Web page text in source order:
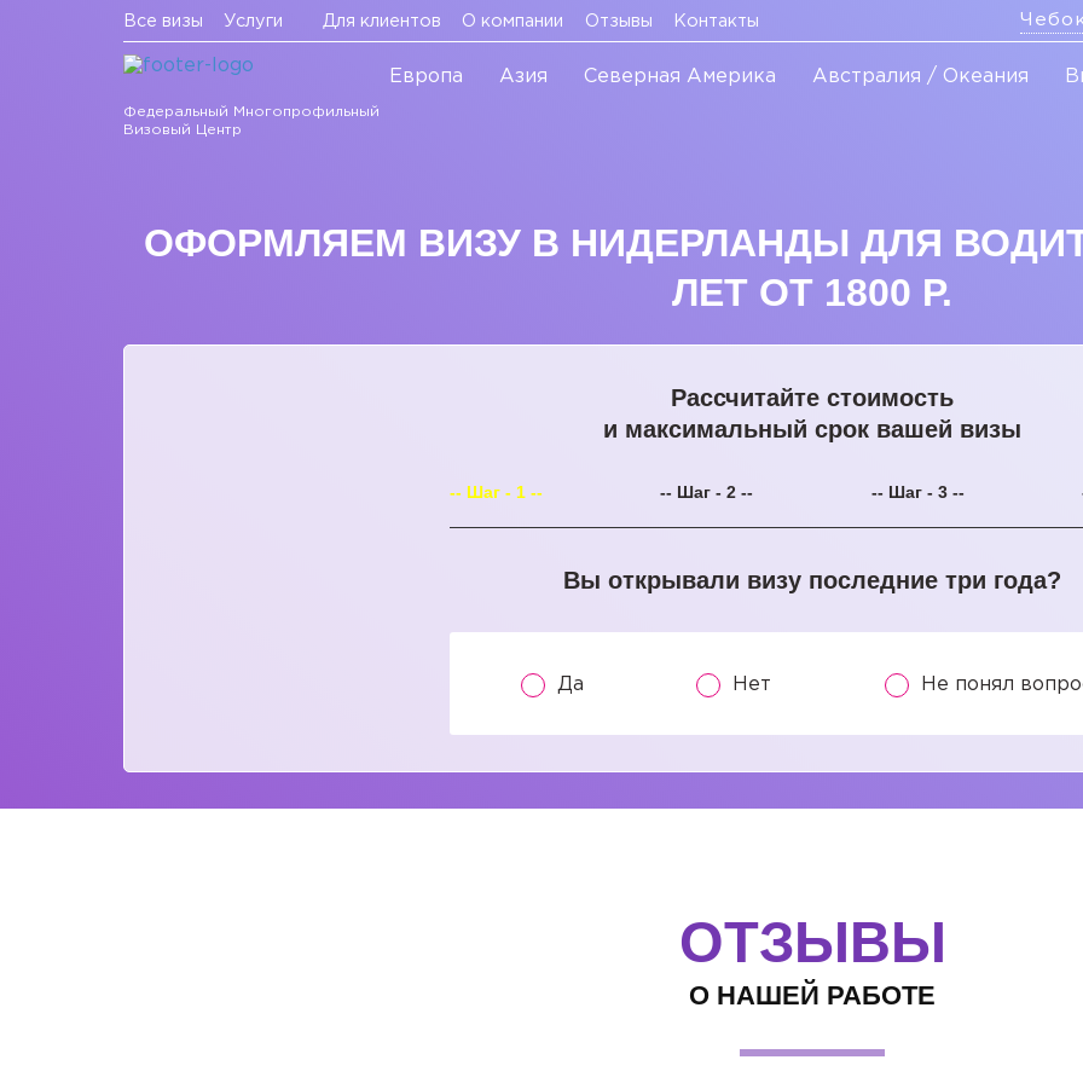
Все визы Услуги Для клиентов О компании Отзывы Контакты
Федеральный Многопрофильный
Визовый Центр
Европа Азия Северная Америка Австралия / Океания
ОФОРМЛЯЕМ ВИЗУ В НИДЕРЛАНДЫ ДЛЯ
ЛЕТ ОТ 1800 Р.
Рассчитайте стоимость
и максимальный срок вашей визы
-- Шаг - 1 -- -- Шаг - 2 -- -- Шаг - 3 --
Вы открывали визу последние три года?
Да Нет Не понял
ОТЗЫВЫ
О НАШЕЙ РАБОТЕ